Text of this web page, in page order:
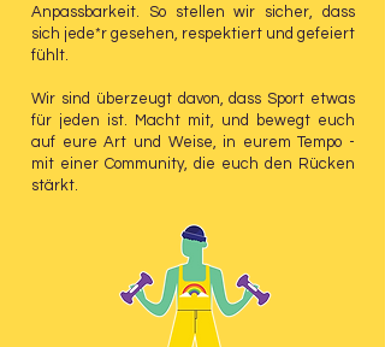
Anpassbarkeit. So stellen wir sicher, dass
sich jede*r gesehen, respektiert und gefeiert
fühlt.
Wir sind überzeugt davon, dass Sport etwas
für jeden ist. Macht mit, und bewegt euch
auf eure Art und Weise, in eurem Tempo -
mit einer Community, die euch den Rücken
stärkt.